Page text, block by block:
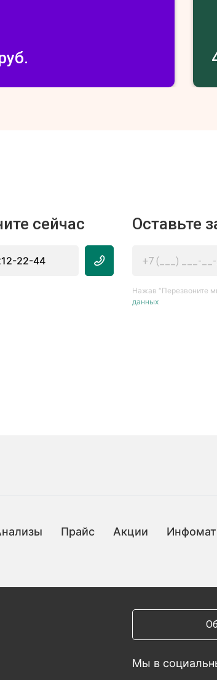
сейчас
22-44
Оставьте
Нажав “Перезвоните
данных
Прайс Акции Инфомат
Мы в